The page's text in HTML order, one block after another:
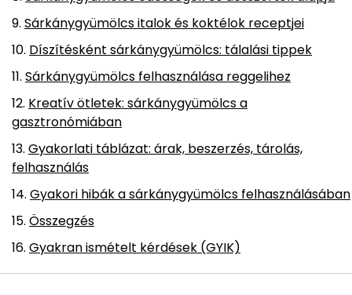
Sárkánygyümölcs italok és koktélok receptjei
Díszítésként sárkánygyümölcs: tálalási tippek
Sárkánygyümölcs felhasználása reggelihez
Kreatív ötletek: sárkánygyümölcs a
gasztronómiában
Gyakorlati táblázat: árak, beszerzés, tárolás,
felhasználás
Gyakori hibák a sárkánygyümölcs felhasználásában
Összegzés
Gyakran ismételt kérdések (GYIK)